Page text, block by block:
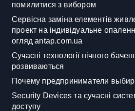
помилитися з вибором
Сервісна заміна елементів
проект на індивідуальне
огляд antap.com.ua
Сучасні технології нічного
розвиваються
Почему предприниматели
Security Devices та сучасні
доступу